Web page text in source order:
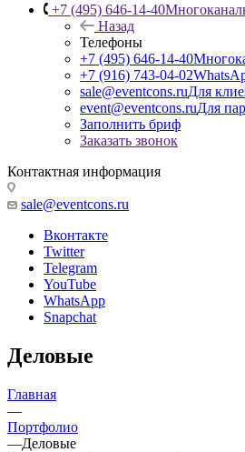
+7 (495) 646-14-40
Назад
Телефоны
+7 (495) 646-14-40
+7 (916) 743-04-02
sale@eventcons.ruДля
event@eventcons.ruДля
Заполнить бриф
Заказать звонок
Контактная информация
sale@eventcons.ru
Вконтакте
Twitter
Telegram
YouTube
WhatsApp
Snapchat
Деловые
Главная
—
Портфолио
—Деловые